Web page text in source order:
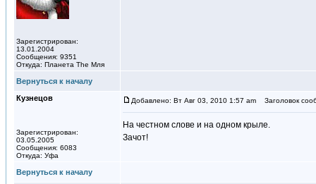
Зарегистрирован:
13.01.2004
Сообщения: 9351
Откуда: Планета The Мля
Вернуться к началу
Кузнецов
Зарегистрирован:
03.05.2005
Сообщения: 6083
Откуда: Уфа
Добавлено: Вт Авг 03, 2010 1:57 am Заголовок
На честном слове и на одном крыле.
Зачот!
Вернуться к началу